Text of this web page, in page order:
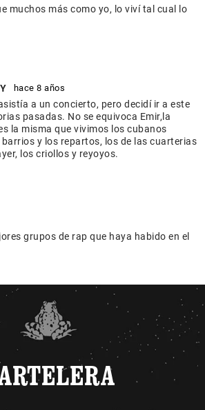
muchos más como yo, lo viví tal cual lo
hace 8 años
a un concierto, pero decidí ir a este
pasadas. No se equivoca Emir,la
la misma que vivimos los cubanos
y los repartos, los de las cuarterias
los criollos y reyoyos.
grupos de rap que haya habido en el